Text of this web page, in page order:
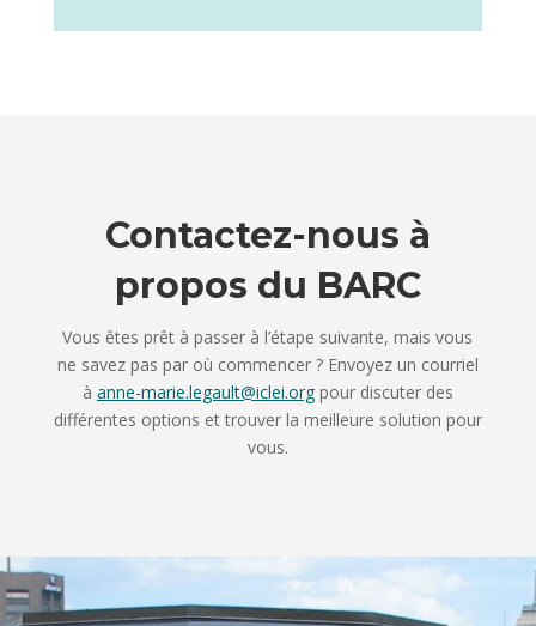
Contactez-nous à
propos du BARC
Vous êtes prêt à passer à l’étape suivante, mais vous
ne savez pas par où commencer ? Envoyez un courriel
à anne-marie.legault@iclei.orgpour discuter des
différentes options et trouver la meilleure solution pour
vous.